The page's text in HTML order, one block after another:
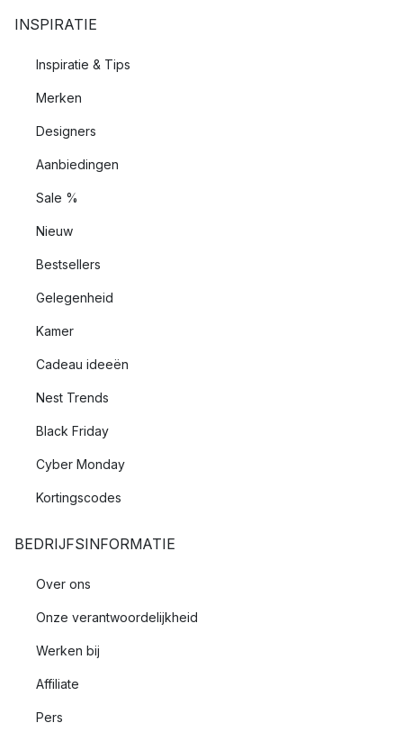
INSPIRATIE
Inspiratie & Tips
Merken
Designers
Aanbiedingen
Sale %
Nieuw
Bestsellers
Gelegenheid
Kamer
Cadeau ideeën
Nest Trends
Black Friday
Cyber Monday
Kortingscodes
BEDRIJFSINFORMATIE
Over ons
Onze verantwoordelijkheid
Werken bij
Affiliate
Pers